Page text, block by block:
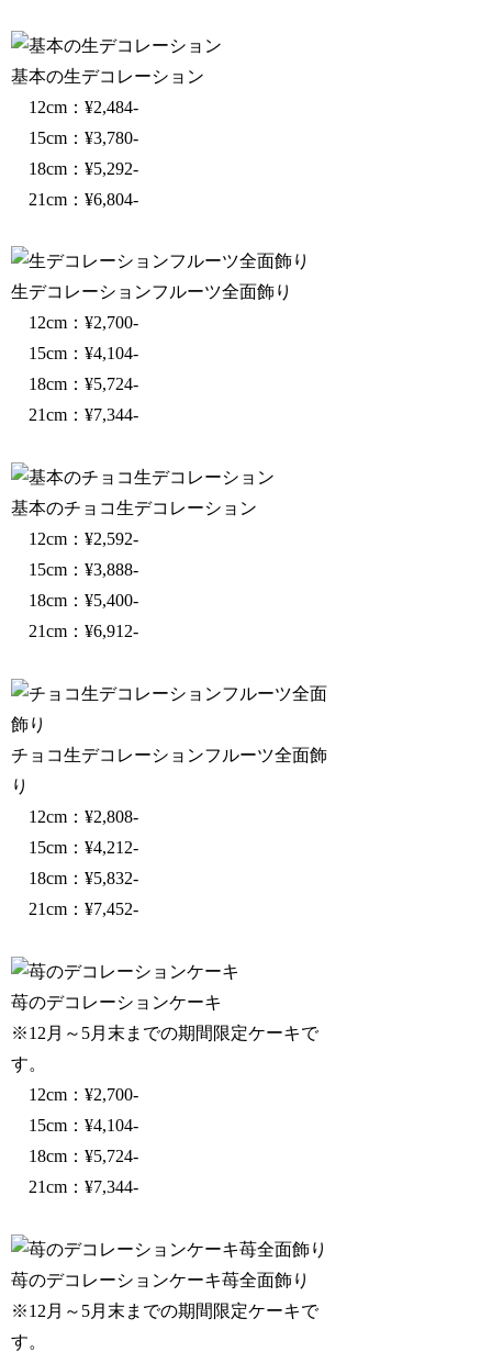
基本の生デコレーション
12cm：¥2,484‐
15cm：¥3,780‐
18cm：¥5,292‐
21cm：¥6,804-
生デコレーションフルーツ全面飾り
12cm：¥2,700-
15cm：¥4,104-
18cm：¥5,724-
21cm：¥7,344-
基本のチョコ生デコレーション
12cm：¥2,592-
15cm：¥3,888-
18cm：¥5,400-
21cm：¥6,912-
チョコ生デコレーションフルーツ全面飾
り
12cm：¥2,808-
15cm：¥4,212-
18cm：¥5,832-
21cm：¥7,452-
苺のデコレーションケーキ
※12月～5月末までの期間限定ケーキで
す。
12cm：¥2,700-
15cm：¥4,104-
18cm：¥5,724-
21cm：¥7,344-
苺のデコレーションケーキ苺全面飾り
※12月～5月末までの期間限定ケーキで
す。